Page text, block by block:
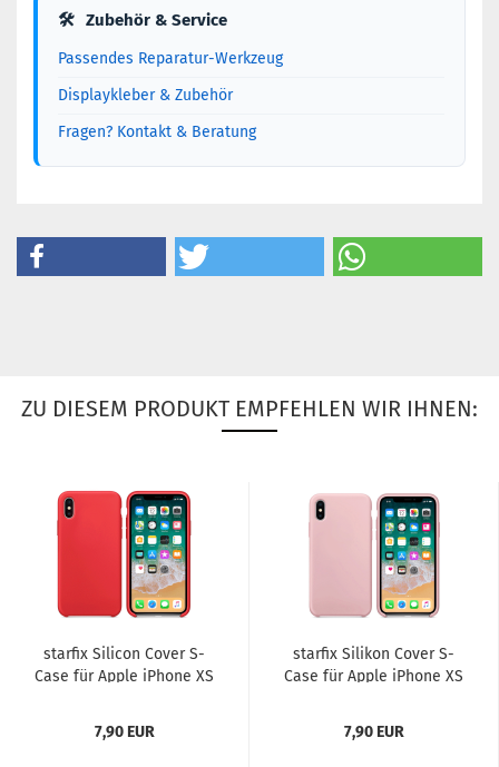
🛠 Zubehör & Service
Passendes Reparatur-Werkzeug
Displaykleber & Zubehör
Fragen? Kontakt & Beratung
ZU DIESEM PRODUKT EMPFEHLEN WIR IHNEN:
star­fix Si­li­con Cover S-​
Case für Apple iPho­ne XS
7,90 EUR
star­fix Si­li­kon Cover S-​
Case für Apple iPho­ne XS
7,90 EUR